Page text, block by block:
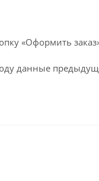
«Оформить
данные